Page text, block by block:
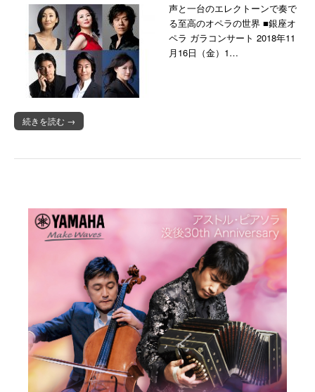
声と一台のエレクトーンで奏で
る至高のオペラの世界 ■銀座オ
ペラ ガラコンサート 2018年11
月16日（金）1…
続きを読む →